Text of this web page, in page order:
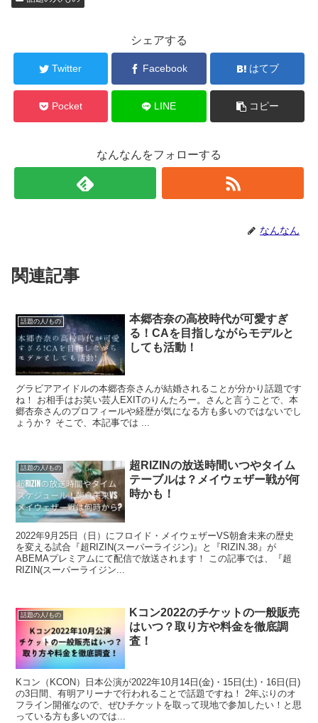
シェアする
Twitter Facebook はてブ
Pocket LINE コピー
なんなんをフォローする
なんなん
関連記事
話題の人/もの
本郷杏奈の高校時代が可愛すぎ
る！CAを目指しながらモデルと
しても活動！
グラビアアイドルの本郷杏奈さんが結婚されることが分かり話題です
ね！ お相手はお笑い芸人EXITのりんたろー。さんと言うことで、本
郷杏奈さんのプロフィールや経歴が気になる方も多いのではないでし
ょうか？ そこで、本記事では ...
話題の人/もの
超RIZINの放送時間いつやタイム
テーブルは？メイウェザー戦が何
時かも！
2022年9月25日（日）にフロイド・メイウェザーVS朝倉未来の歴史
を変える試合『超RIZIN(スーパーライジン)』と『RIZIN.38』が
ABEMAプレミアムにて配信で放送されます！ この記事では、『超
RIZIN(スーパーライジン...
話題の人/もの
Kコン2022のチケットの一般販売
はいつ？取り方や料金を徹底調
査！
Kコン（KCON）日本公演が2022年10月14日(金)・15日(土)・16日(日)
の3日間、有明アリーナで行われることで話題ですね！ 2年ぶりのオ
フライン開催なので、ぜひチケットを取って現地で参加したい！と思
っている方も多いのでは...